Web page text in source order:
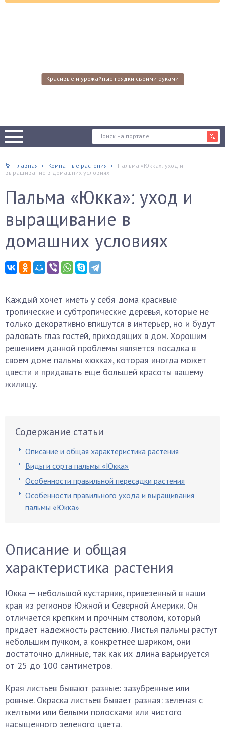
Красивые и урожайные грядки своими руками
Главная Комнатные растения
Пальма «Юкка»: уход и
выращивание в домашних условиях
Пальма «Юкка»: уход и
выращивание в
домашних условиях
Каждый хочет иметь у себя дома красивые
тропические и субтропические деревья, которые не
только декоративно впишутся в интерьер, но и будут
радовать глаз гостей, приходящих в дом. Хорошим
решением данной проблемы является посадка в
своем доме пальмы «юкка», которая иногда может
цвести и придавать еще большей красоты вашему
жилищу.
Содержание статьи
Описание и общая характеристика растения
Виды и сорта пальмы «Юкка»
Особенности правильной пересадки растения
Особенности правильного ухода и выращивания
пальмы «Юкка»
Описание и общая
характеристика растения
Юкка — небольшой кустарник, привезенный в наши
края из регионов Южной и Северной Америки. Он
отличается крепким и прочным стволом, который
придает надежность растению. Листья пальмы растут
небольшим пучком, а конкретнее шариком, они
достаточно длинные, так как их длина варьируется
от 25 до 100 сантиметров.
Края листьев бывают разные: зазубренные или
ровные. Окраска листьев бывает разная: зеленая с
желтыми или белыми полосками или чистого
насыщенного зеленого цвета.